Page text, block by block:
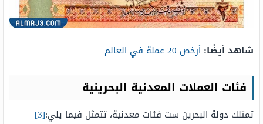
شاهد أيضًا: أرخص 20 عملة في العالم
فئات العملات المعدنية البحرينية
تمتلك دولة البحرين ست فئات معدنية، تتمثل فيما يلي:[3]